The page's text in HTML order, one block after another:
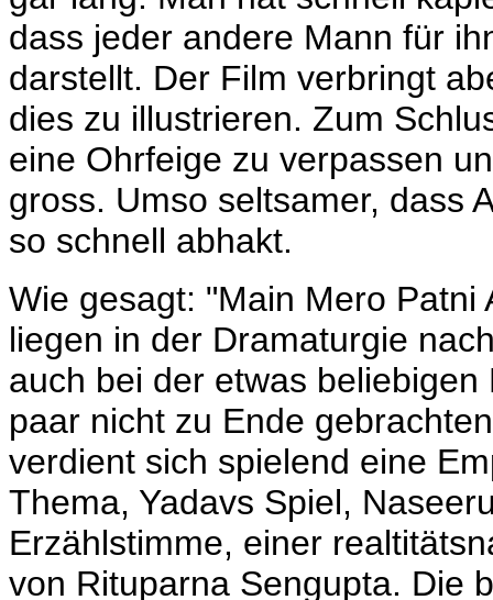
dass jeder andere Mann für
darstellt. Der Film verbringt
dies zu illustrieren. Zum
eine Ohrfeige zu verpassen
gross. Umso seltsamer, dass
so schnell abhakt.
Wie gesagt: "Main Mero Patni
liegen in der Dramaturgie
auch bei der etwas
paar nicht zu Ende
verdient sich spielend eine
Thema, Yadavs Spiel,
Erzählstimme, einer
von Rituparna Sengupta. Die